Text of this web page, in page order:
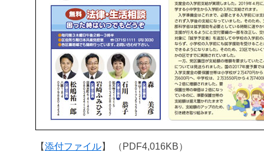
【添付ファイル】 （PDF4,016KB）